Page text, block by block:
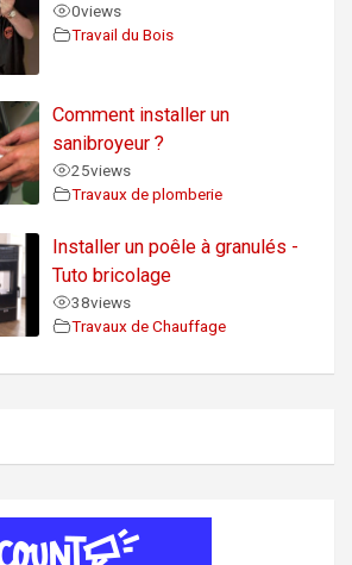
0views
Travail du Bois
Comment installer un
sanibroyeur ?
25views
Travaux de plomberie
Installer un poêle à granulés -
Tuto bricolage
38views
Travaux de Chauffage